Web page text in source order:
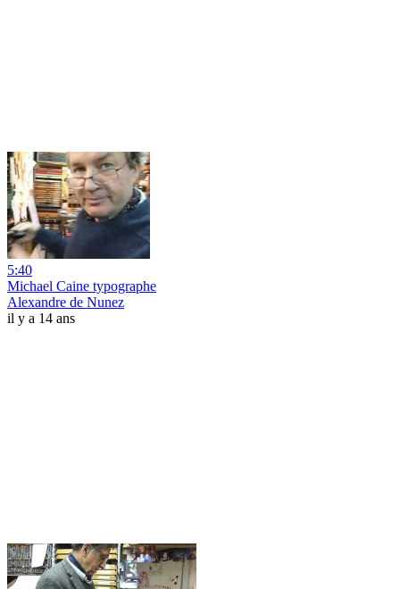
5:40
Michael Caine typographe
Alexandre de Nunez
il y a 14 ans